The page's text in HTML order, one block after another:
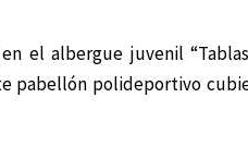
el albergue juvenil
pabellón polideportivo